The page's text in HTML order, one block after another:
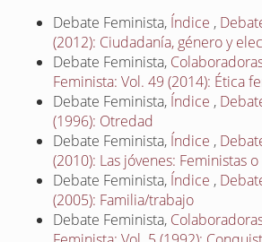
Debate Feminista, Índice ,
(2012): Ciudadanía, género y
Debate Feminista,
Feminista: Vol. 49 (2014): Ética
Debate Feminista, Índice ,
(1996): Otredad
Debate Feminista, Índice ,
(2010): Las jóvenes: Feministas
Debate Feminista, Índice ,
(2005): Familia/trabajo
Debate Feminista,